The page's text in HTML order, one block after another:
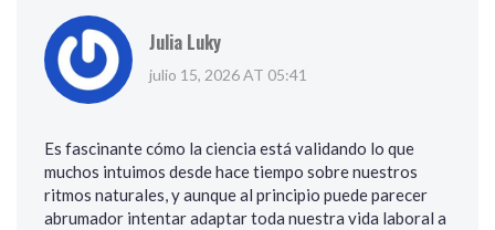
Julia Luky
julio 15, 2026 AT 05:41
Es fascinante cómo la ciencia está validando lo que
muchos intuimos desde hace tiempo sobre nuestros
ritmos naturales, y aunque al principio puede parecer
abrumador intentar adaptar toda nuestra vida laboral a